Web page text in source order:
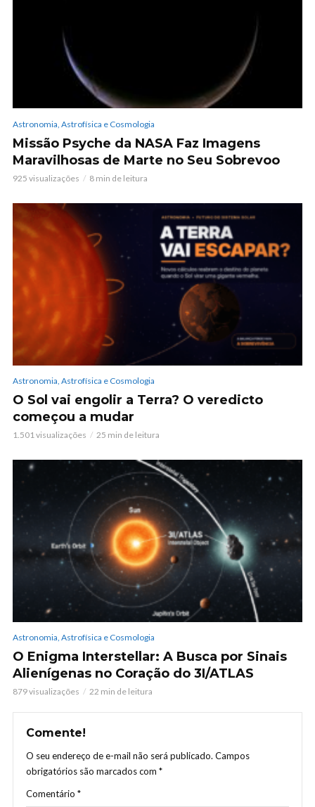
Astronomia, Astrofísica e Cosmologia
Missão Psyche da NASA Faz Imagens
Maravilhosas de Marte no Seu Sobrevoo
925 visualizações 8 min de leitura
Astronomia, Astrofísica e Cosmologia
O Sol vai engolir a Terra? O veredicto
começou a mudar
1.501 visualizações 25 min de leitura
Astronomia, Astrofísica e Cosmologia
O Enigma Interstellar: A Busca por Sinais
Alienígenas no Coração do 3I/ATLAS
879 visualizações 22 min de leitura
Comente!
O seu endereço de e-mail não será publicado. Campos
obrigatórios são marcados com *
Comentário *